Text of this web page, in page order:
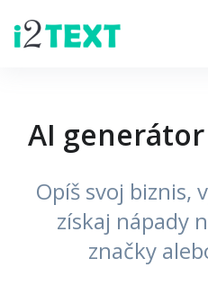
AI
Opíš svoj biznis,
získaj nápady
značky